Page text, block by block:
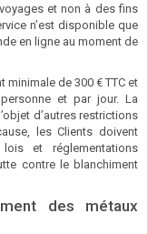
et non à des fins
n’est disponible que
en ligne au moment de
de 300 € TTC et
et par jour. La
d’autres restrictions
les Clients doivent
et réglementations
contre le blanchiment
des métaux